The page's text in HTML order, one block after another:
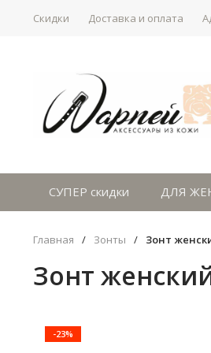
Скидки Доставка и оплата
СУПЕР скидки ДЛЯ
Главная / Зонты / Зонт
Зонт
-23%